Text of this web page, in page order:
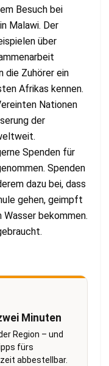
Besuch bei
Malawi. Der
über
die Zuhörer ein
Afrikas kennen.
Nationen
der
Spenden für
Spenden
dazu bei, dass
gehen, geimpft
bekommen.
Minuten
Region – und
fürs
abbestellbar.